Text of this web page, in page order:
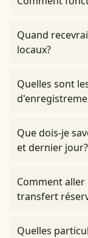
Quand
locaux?
Quelles sont
Que dois-je
et dernier jour?
Comment aller
transfert
Quelles